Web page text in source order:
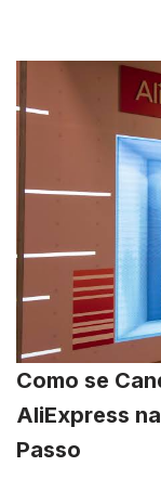
Como se
AliExpress
Passo